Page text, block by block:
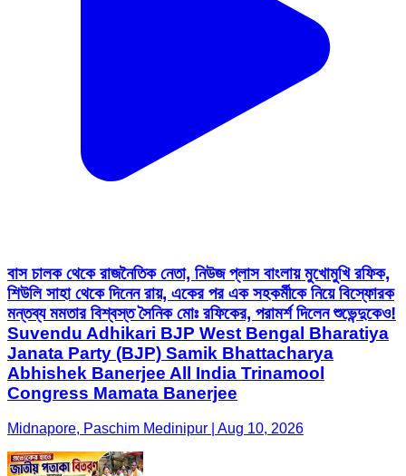
বাস চালক থেকে রাজনৈতিক নেতা, নিউজ প্লাস বাংলায় মুখোমুখি রফিক,
শিউলি সাহা থেকে দিনেন রায়, একের পর এক সহকর্মীকে নিয়ে বিস্ফোরক
মন্তব্য মমতার বিশ্বস্ত সৈনিক মোঃ রফিকের, পরামর্শ দিলেন শুভেন্দুকেও!
Suvendu Adhikari BJP West Bengal Bharatiya
Janata Party (BJP) Samik Bhattacharya
Abhishek Banerjee All India Trinamool
Congress Mamata Banerjee
Midnapore, Paschim Medinipur | Aug 10, 2026